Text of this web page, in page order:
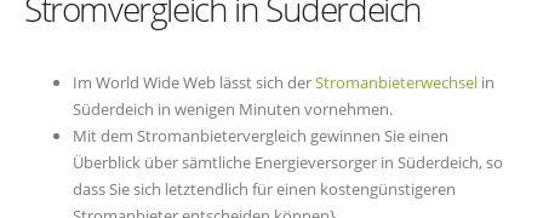
Im World Wide Web lässt sich derStromanbieterwechsel in
Süderdeich in wenigen Minuten vornehmen.
Mit dem Stromanbietervergleich gewinnen Sie einen
Überblick über sämtliche Energieversorger in Süderdeich, so
dass Sie sich letztendlich für einen kostengünstigeren